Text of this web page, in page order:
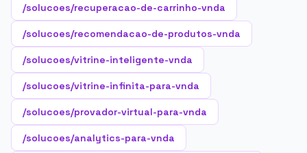
/solucoes/recuperacao-de-carrinho-vnda
/solucoes/recomendacao-de-produtos-vnda
/solucoes/vitrine-inteligente-vnda
/solucoes/vitrine-infinita-para-vnda
/solucoes/provador-virtual-para-vnda
/solucoes/analytics-para-vnda